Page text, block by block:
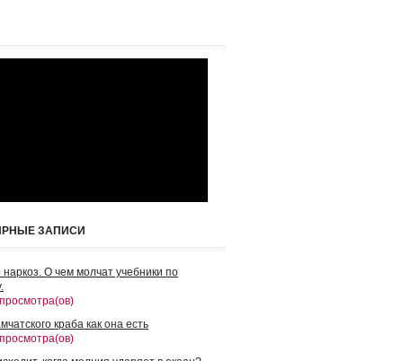
ЗАПИСИ
О чем молчат учебники по
краба как она есть